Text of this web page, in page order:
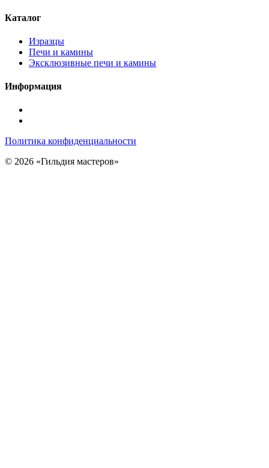
Каталог
Изразцы
Печи и камины
Эксклюзивные печи и камины
Информация
Max
Политика конфиденциальности
© 2026 «Гильдия мастеров»